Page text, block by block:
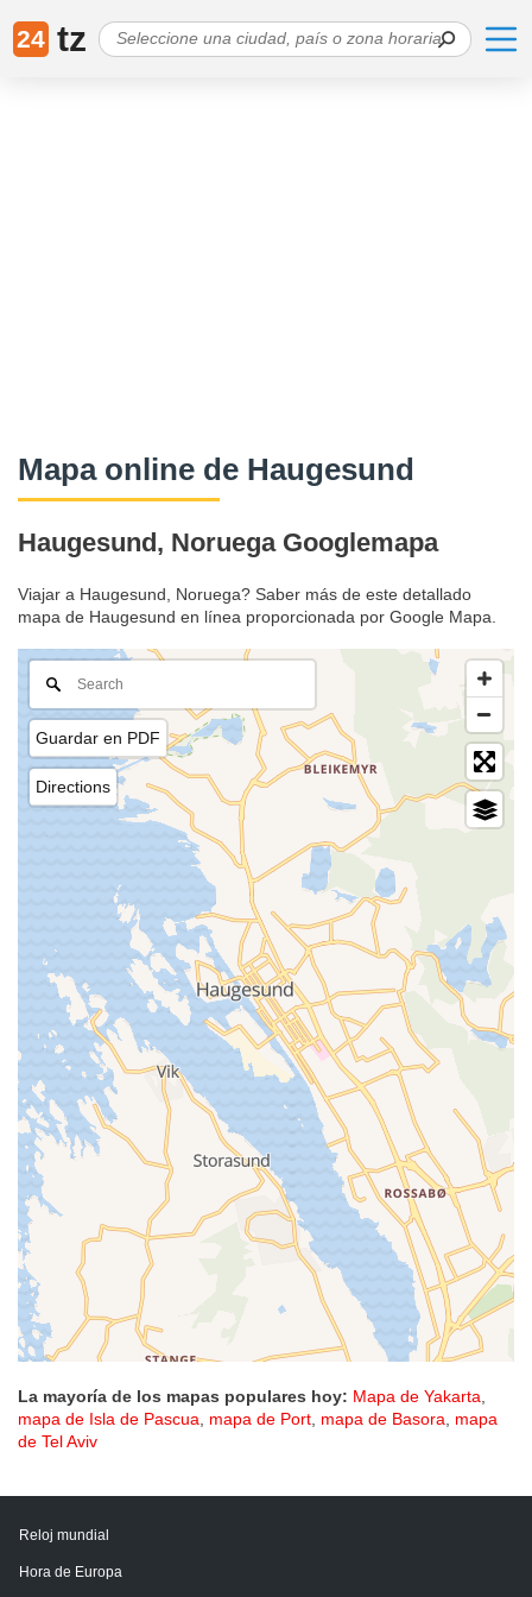
24 tz
Mapa online de Haugesund
Haugesund, Noruega Googlemapa
Viajar a Haugesund, Noruega? Saber más de este detallado
mapa de Haugesund en línea proporcionada por Google Mapa.
Guardar en PDF
Directions
La mayoría de los mapas populares hoy: Mapa de Yakarta,
mapa de Isla de Pascua, mapa de Port, mapa de Basora, mapa
de Tel Aviv
Reloj mundial
Hora de Europa